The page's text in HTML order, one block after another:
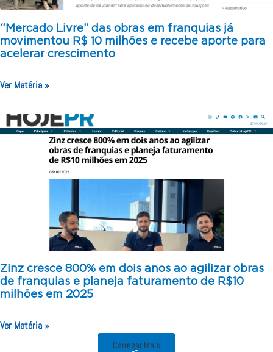
“Mercado Livre” das obras em franquias já
movimentou R$ 10 milhões e recebe aporte para
acelerar crescimento
Ver Matéria »
Zinz cresce 800% em dois anos ao agilizar obras
de franquias e planeja faturamento de R$10
milhões em 2025
Ver Matéria »
Carregar Mais